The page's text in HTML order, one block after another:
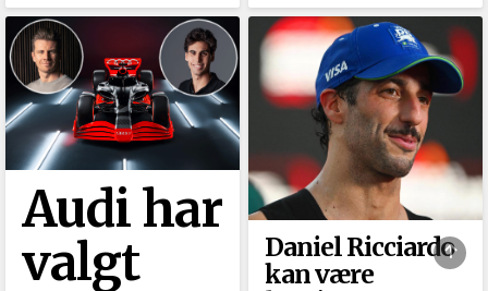
Audi har
valgt
Daniel Ricciardo
kan være